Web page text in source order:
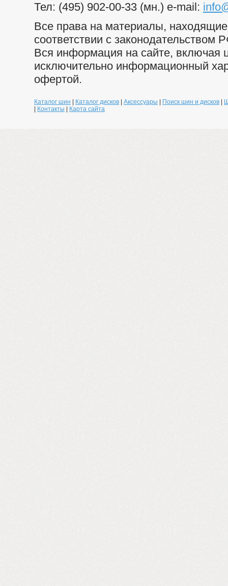
Тел: (495) 902-00-33 (мн.) e-mail:
Все права на материалы,
соответствии с законодательством
Вся информация на сайте, включая
исключительно информационный
офертой.
Каталог шин Каталог дисков Аксессуары Поиск шин и дисков
Контакты Карта сайта